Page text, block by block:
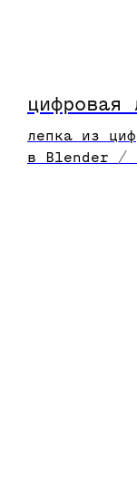
цифровая
лепка из
в Blender /